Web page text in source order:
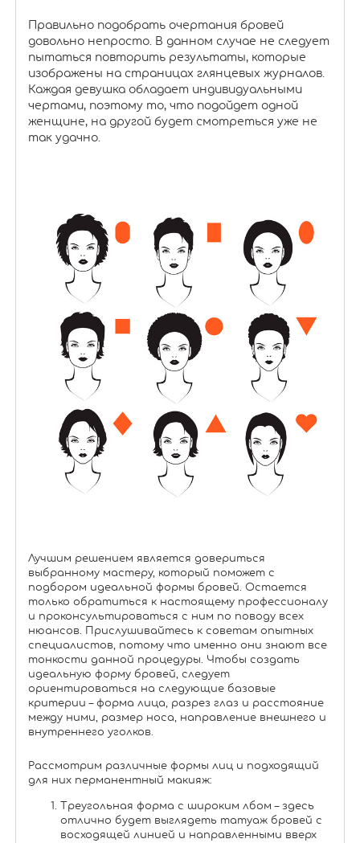
Правильно подобрать очертания бровей
довольно непросто. В данном случае не следует
пытаться повторить результаты, которые
изображены на страницах глянцевых журналов.
Каждая девушка обладает индивидуальными
чертами, поэтому то, что подойдет одной
женщине, на другой будет смотреться уже не
так удачно.
Лучшим решением является довериться
выбранному мастеру, который поможет с
подбором идеальной формы бровей. Остается
только обратиться к настоящему профессионалу
и проконсультироваться с ним по поводу всех
нюансов. Прислушивайтесь к советам опытных
специалистов, потому что именно они знают все
тонкости данной процедуры. Чтобы создать
идеальную форму бровей, следует
ориентироваться на следующие базовые
критерии – форма лица, разрез глаз и расстояние
между ними, размер носа, направление внешнего и
внутреннего уголков.
Рассмотрим различные формы лиц и подходящий
для них перманентный макияж:
Треугольная форма с широким лбом – здесь
отлично будет выглядеть татуаж бровей с
восходящей линией и направленными вверх